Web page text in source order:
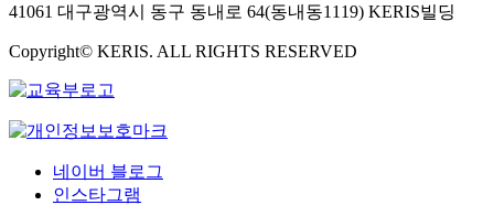
41061 대구광역시 동구 동내로 64(동내동1119) KERIS빌딩
Copyright© KERIS. ALL RIGHTS RESERVED
네이버 블로그
인스타그램